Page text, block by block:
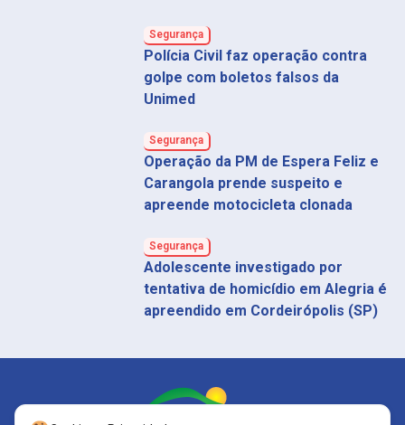
Segurança
Polícia Civil faz operação contra
golpe com boletos falsos da
Unimed
Segurança
Operação da PM de Espera Feliz e
Carangola prende suspeito e
apreende motocicleta clonada
Segurança
Adolescente investigado por
tentativa de homicídio em Alegria é
apreendido em Cordeirópolis (SP)